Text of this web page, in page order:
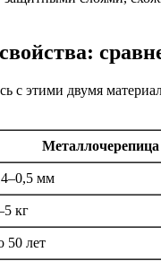
с этими двумя
Металлочерепица
мм
кг
50 лет